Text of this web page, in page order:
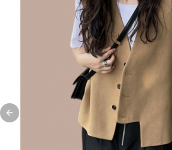
Previous slide